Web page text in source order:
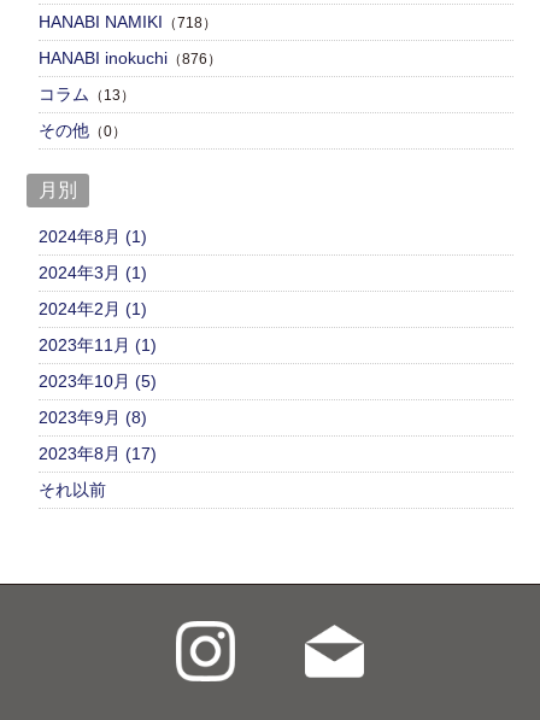
HANABI NAMIKI （718）
HANABI inokuchi （876）
コラム （13）
その他 （0）
月別
2024年8月 (1)
2024年3月 (1)
2024年2月 (1)
2023年11月 (1)
2023年10月 (5)
2023年9月 (8)
2023年8月 (17)
それ以前